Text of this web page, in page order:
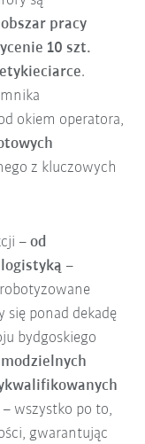
pracy
10 szt.
.
okiem operatora,
z kluczowych
–od
–
się ponad dekadę
bydgoskiego
wszystko po to,
gwarantując